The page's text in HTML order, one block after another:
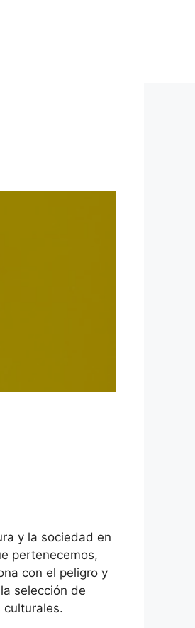
y la sociedad en
pertenecemos,
con el peligro y
selección de
culturales.